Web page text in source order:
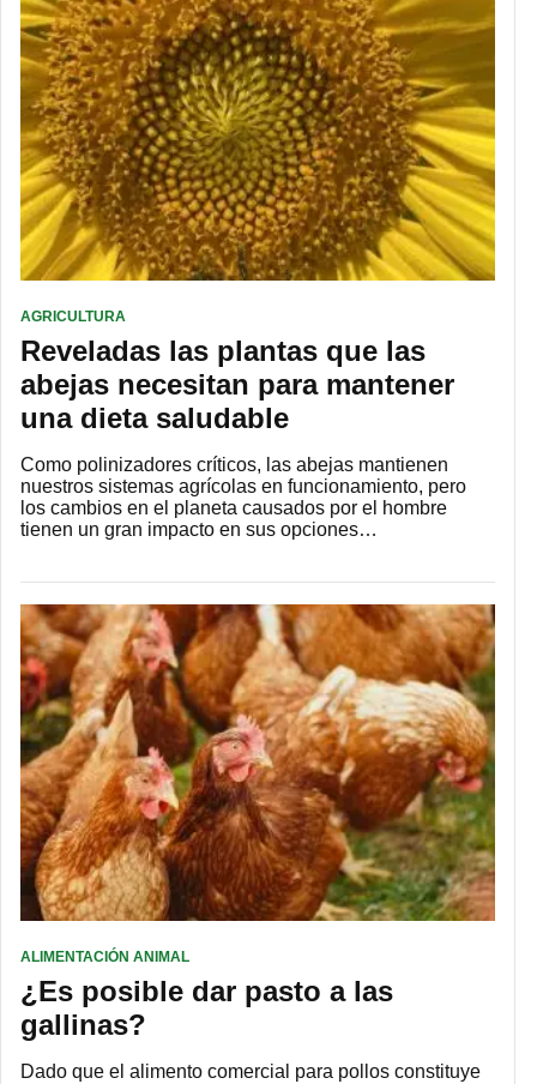
AGRICULTURA
Reveladas las plantas que las
abejas necesitan para mantener
una dieta saludable
Como polinizadores críticos, las abejas mantienen
nuestros sistemas agrícolas en funcionamiento, pero
los cambios en el planeta causados ​​por el hombre
tienen un gran impacto en sus opciones…
ALIMENTACIÓN ANIMAL
¿Es posible dar pasto a las
gallinas?
Dado que el alimento comercial para pollos constituye